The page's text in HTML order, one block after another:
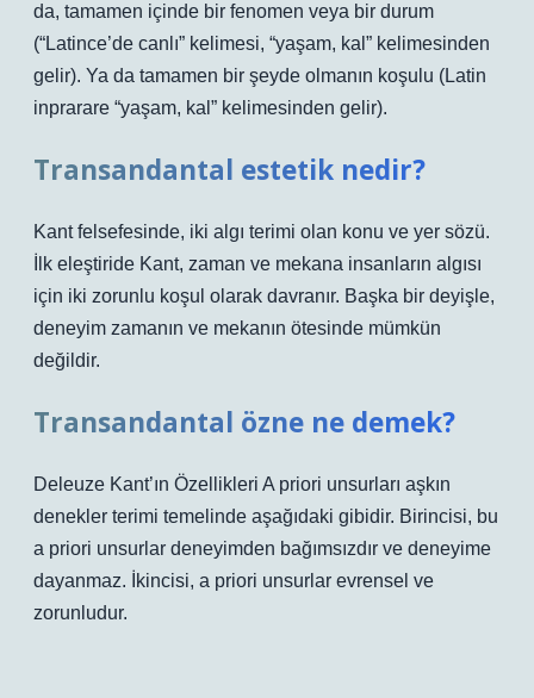
da, tamamen içinde bir fenomen veya bir durum
(“Latince’de canlı” kelimesi, “yaşam, kal” kelimesinden
gelir). Ya da tamamen bir şeyde olmanın koşulu (Latin
inprarare “yaşam, kal” kelimesinden gelir).
Transandantal estetik nedir?
Kant felsefesinde, iki algı terimi olan konu ve yer sözü.
İlk eleştiride Kant, zaman ve mekana insanların algısı
için iki zorunlu koşul olarak davranır. Başka bir deyişle,
deneyim zamanın ve mekanın ötesinde mümkün
değildir.
Transandantal özne ne demek?
Deleuze Kant’ın Özellikleri A priori unsurları aşkın
denekler terimi temelinde aşağıdaki gibidir. Birincisi, bu
a priori unsurlar deneyimden bağımsızdır ve deneyime
dayanmaz. İkincisi, a priori unsurlar evrensel ve
zorunludur.